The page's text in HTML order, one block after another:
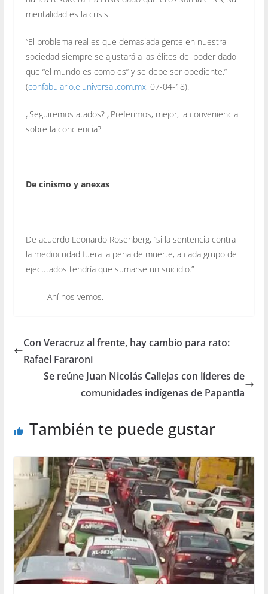
mentalidad es la crisis.
“El problema real es que demasiada gente en nuestra
sociedad siempre se ajustará a las élites del poder dado
que “el mundo es como es” y se debe ser obediente.”
(confabulario.eluniversal.com.mx, 07-04-18).
¿Seguiremos atados? ¿Preferimos, mejor, la conveniencia
sobre la conciencia?
De cinismo y anexas
De acuerdo Leonardo Rosenberg, “si la sentencia contra
la mediocridad fuera la pena de muerte, a cada grupo de
ejecutados tendría que sumarse un suicidio.”
Ahí nos vemos.
Con Veracruz al frente, hay cambio para rato:
Rafael Fararoni
Se reúne Juan Nicolás Callejas con líderes de
comunidades indígenas de Papantla
También te puede gustar